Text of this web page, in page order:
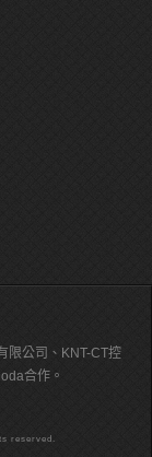
限公司、KNT-CT控
合作。
reserved.